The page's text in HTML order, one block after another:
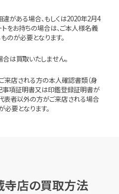
がある場合、もしくは2020年2月4
をお持ちの場合は、ご本人様名義
のが必要となります。
は買取いたしません。
来店される方の本人確認書類（身
事項証明書又は印鑑登録証明書が
代表者以外の方がご来店される場合
必要となります。
寺店の買取方法